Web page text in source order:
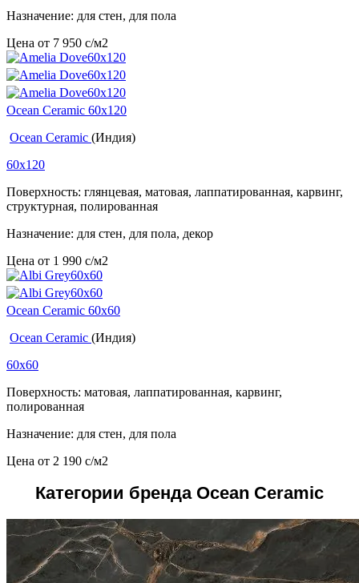
Назначение: для стен, для пола
Цена от 7 950 c/м2
Ocean Ceramic 60x120
Ocean Ceramic (Индия)
60x120
Поверхность: глянцевая, матовая, лаппатированная, карвинг,
структурная, полированная
Назначение: для стен, для пола, декор
Цена от 1 990 c/м2
Ocean Ceramic 60x60
Ocean Ceramic (Индия)
60x60
Поверхность: матовая, лаппатированная, карвинг,
полированная
Назначение: для стен, для пола
Цена от 2 190 c/м2
Категории бренда Ocean Ceramic